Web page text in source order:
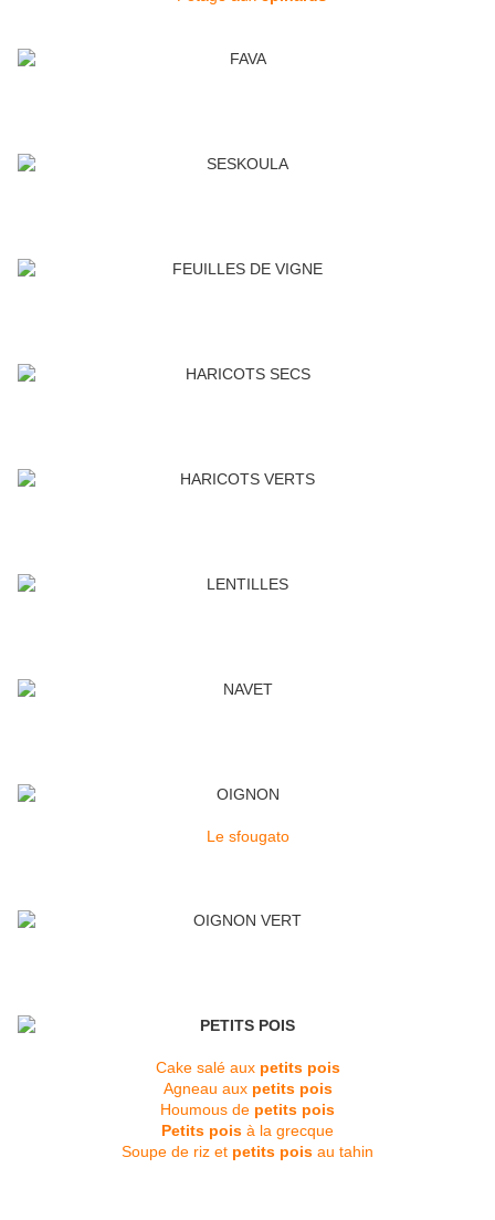
Le sfougato
Cake salé aux petits pois
Agneau aux petits pois
Houmous de petits pois
Petits pois à la grecque
Soupe de riz et petits pois au tahin